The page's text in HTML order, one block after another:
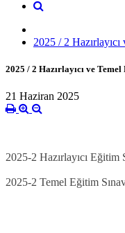
2025 / 2
2025 / 2 Hazırlayıcı ve
21 Haziran 2025
2025-2 Hazırlayıcı Eğitim
2025-2 Temel Eğitim